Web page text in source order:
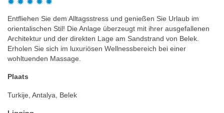
Entfliehen Sie dem Alltagsstress und genießen Sie Urlaub im
orientalischen Stil! Die Anlage überzeugt mit ihrer ausgefallenen
Architektur und der direkten Lage am Sandstrand von Belek.
Erholen Sie sich im luxuriösen Wellnessbereich bei einer
wohltuenden Massage.
Plaats
Turkije, Antalya, Belek